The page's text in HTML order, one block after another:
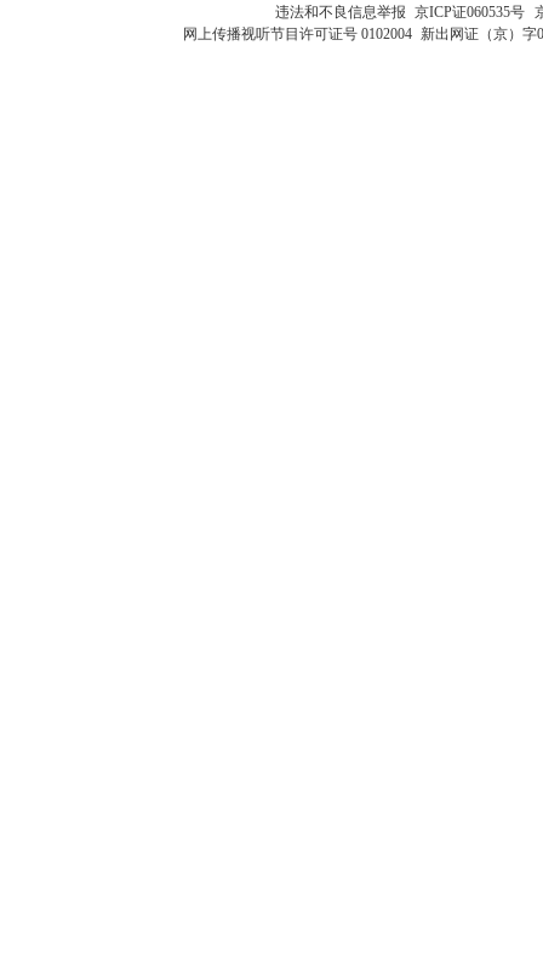
违法和不良信息举报 京ICP证060535号
网上传播视听节目许可证号 0102004 新出网证（京）